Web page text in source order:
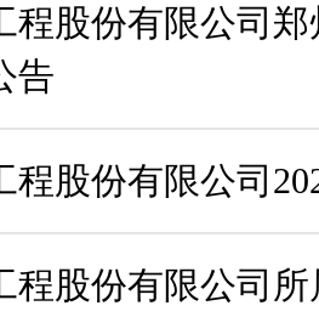
程股份有限公司
告
程股份有限公司
程股份有限公司